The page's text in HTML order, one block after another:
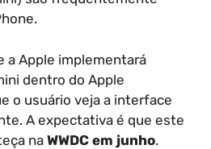
a Apple implementará
dentro do Apple
o usuário veja a interface
A expectativa é que este
na WWDC em junho.